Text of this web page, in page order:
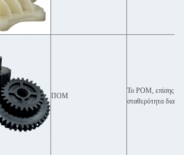
ΠΟΜ
Το POM, επίσης
σταθερότητα